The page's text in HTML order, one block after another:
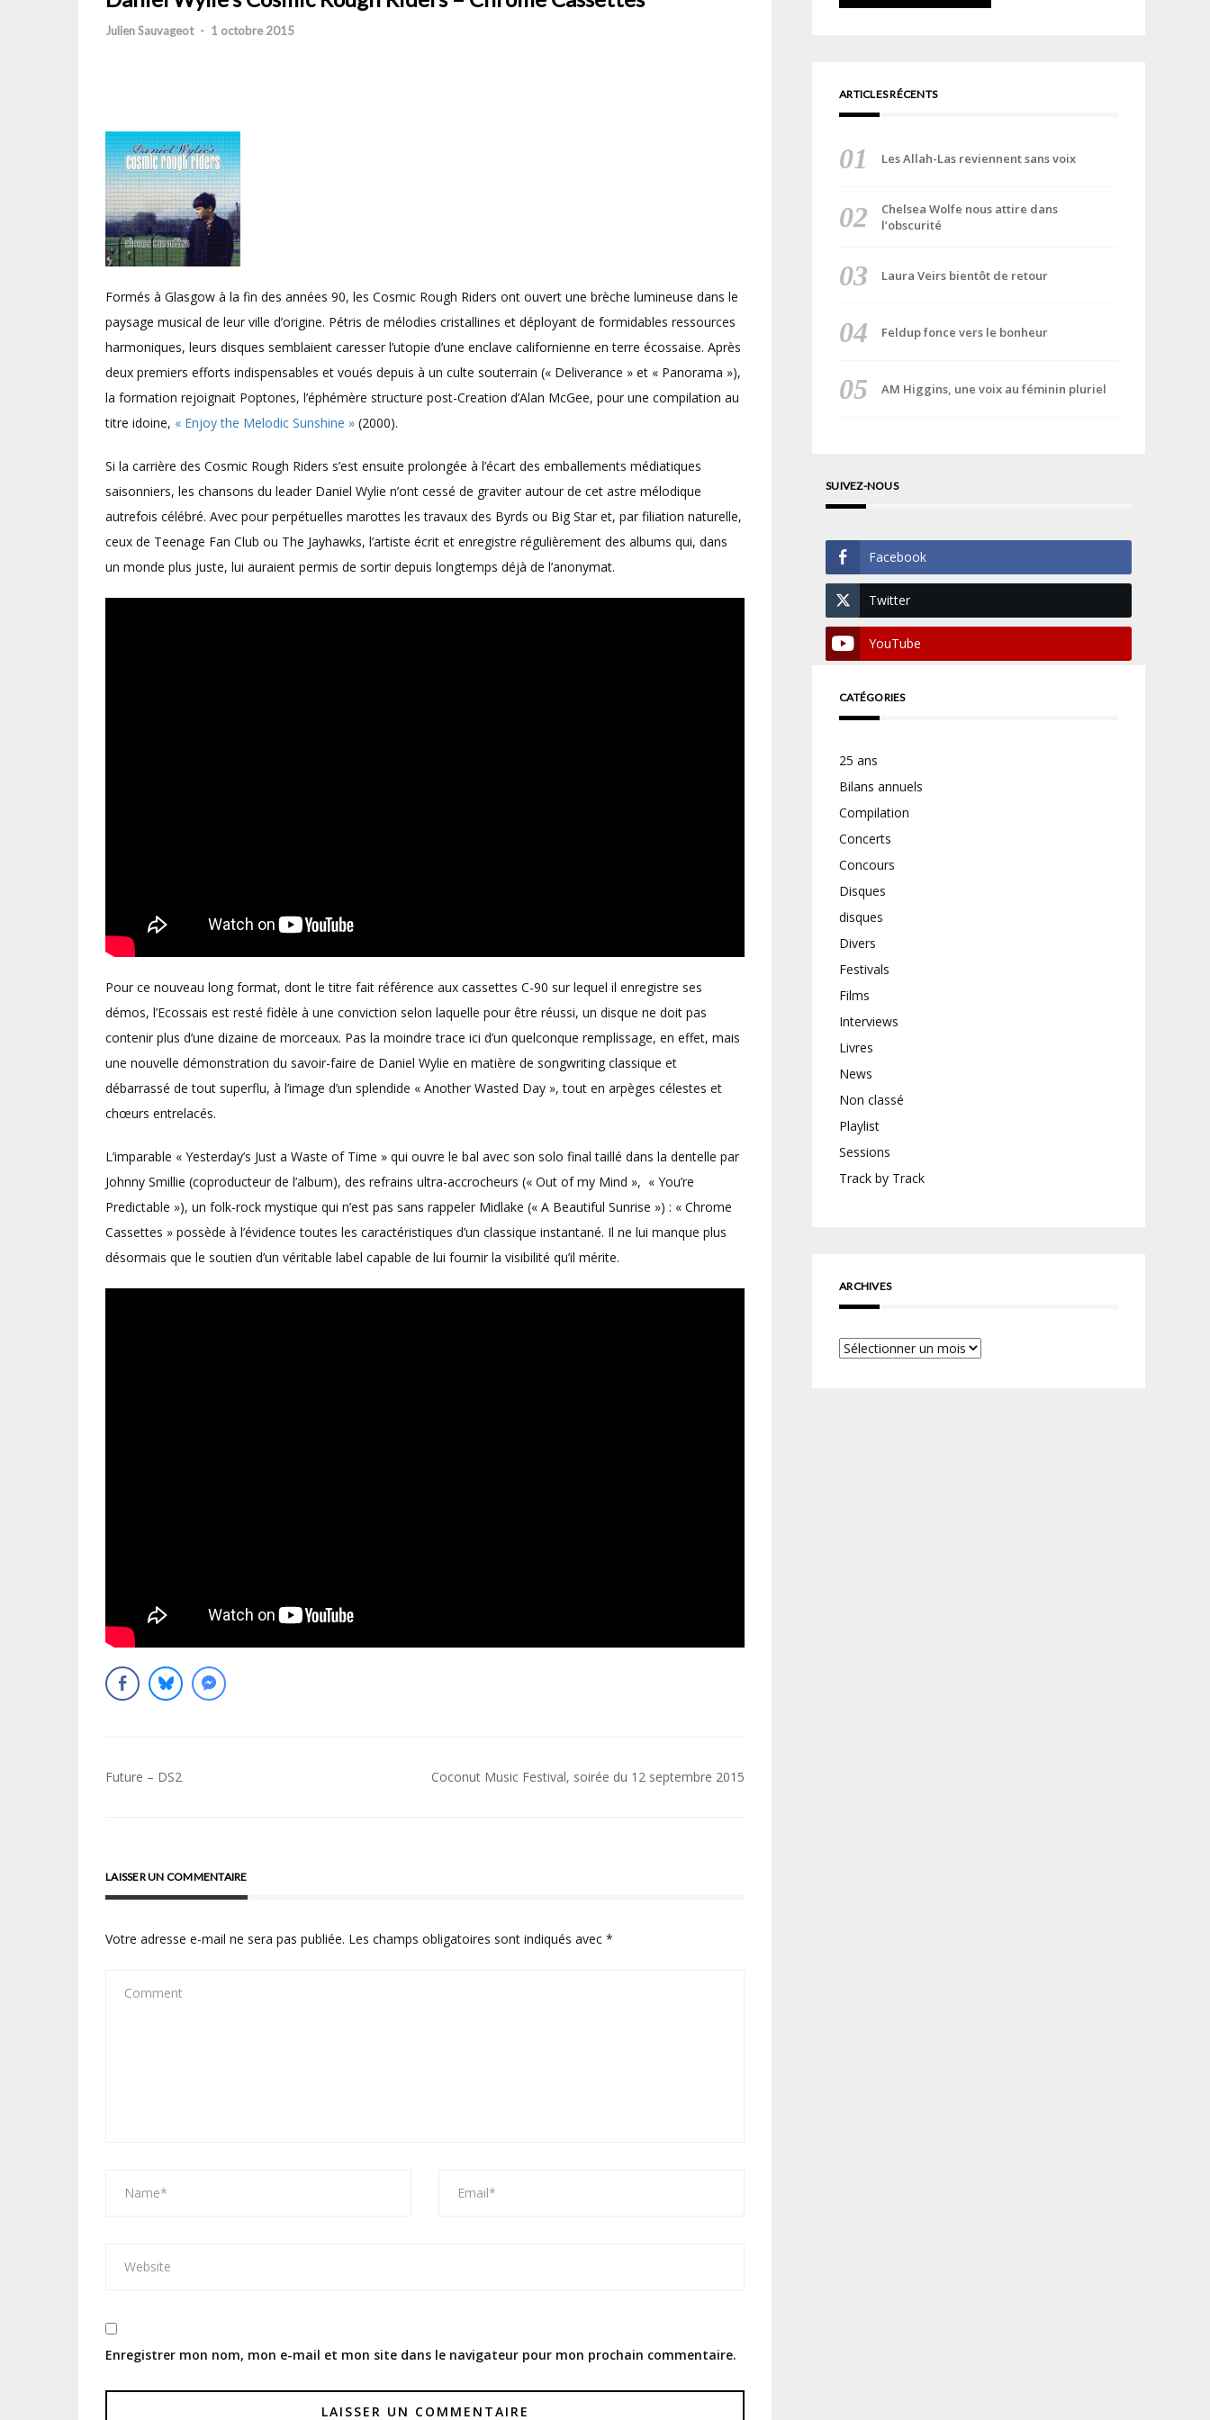
Julien Sauvageot - 1 octobre 2015
Formés à Glasgow à la fin des années 90, les Cosmic Rough Riders ont ouvert une brèche lumineuse dans le
paysage musical de leur ville d’origine. Pétris de mélodies cristallines et déployant de formidables ressources
harmoniques, leurs disques semblaient caresser l’utopie d’une enclave californienne en terre écossaise. Après
deux premiers efforts indispensables et voués depuis à un culte souterrain (« Deliverance » et « Panorama »),
la formation rejoignait Poptones, l’éphémère structure post-Creation d’Alan McGee, pour une compilation au
titre idoine, « Enjoy the Melodic Sunshine » (2000).
Si la carrière des Cosmic Rough Riders s’est ensuite prolongée à l’écart des emballements médiatiques
saisonniers, les chansons du leader Daniel Wylie n’ont cessé de graviter autour de cet astre mélodique
autrefois célébré. Avec pour perpétuelles marottes les travaux des Byrds ou Big Star et, par filiation naturelle,
ceux de Teenage Fan Club ou The Jayhawks, l’artiste écrit et enregistre régulièrement des albums qui, dans
un monde plus juste, lui auraient permis de sortir depuis longtemps déjà de l’anonymat.
Pour ce nouveau long format, dont le titre fait référence aux cassettes C-90 sur lequel il enregistre ses
démos, l’Ecossais est resté fidèle à une conviction selon laquelle pour être réussi, un disque ne doit pas
contenir plus d’une dizaine de morceaux. Pas la moindre trace ici d’un quelconque remplissage, en effet, mais
une nouvelle démonstration du savoir-faire de Daniel Wylie en matière de songwriting classique et
débarrassé de tout superflu, à l’image d’un splendide « Another Wasted Day », tout en arpèges célestes et
chœurs entrelacés.
L’imparable « Yesterday’s Just a Waste of Time » qui ouvre le bal avec son solo final taillé dans la dentelle par
Johnny Smillie (coproducteur de l’album), des refrains ultra-accrocheurs (« Out of my Mind », « You’re
Predictable »), un folk-rock mystique qui n’est pas sans rappeler Midlake (« A Beautiful Sunrise ») : « Chrome
Cassettes » possède à l’évidence toutes les caractéristiques d’un classique instantané. Il ne lui manque plus
désormais que le soutien d’un véritable label capable de lui fournir la visibilité qu’il mérite.
Navigation
Future – DS2 Coconut Music Festival, soirée du 12 septembre 2015
LAISSER UN COMMENTAIRE
Votre adresse e-mail ne sera pas publiée. Les champs obligatoires sont indiqués avec *
Enregistrer mon nom, mon e-mail et mon site dans le navigateur pour mon prochain commentaire.
ARTICLES RÉCENTS
Les Allah-Las reviennent sans voix
Chelsea Wolfe nous attire dans
l’obscurité
Laura Veirs bientôt de retour
Feldup fonce vers le bonheur
AM Higgins, une voix au féminin pluriel
SUIVEZ-NOUS
Facebook
Twitter
YouTube
CATÉGORIES
25 ans
Bilans annuels
Compilation
Concerts
Concours
Disques
disques
Divers
Festivals
Films
Interviews
Livres
News
Non classé
Playlist
Sessions
Track by Track
ARCHIVES
Archives